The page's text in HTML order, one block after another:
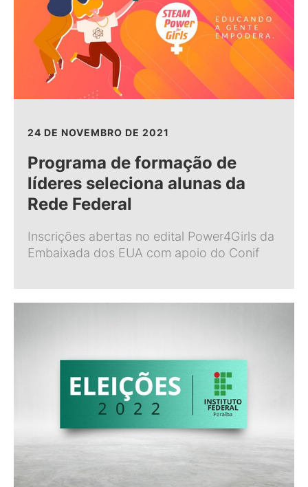
24 DE NOVEMBRO DE 2021
Programa de formação de
líderes seleciona alunas da
Rede Federal
Inscrições abertas no edital Power4Girls da
Embaixada dos EUA com apoio do Conif